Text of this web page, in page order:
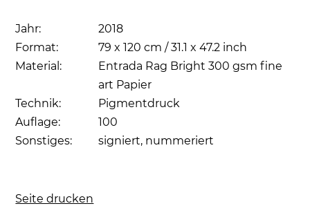
Jahr:
2018
Format:
79 x 120 cm / 31.1 x 47.2 inch
Material:
Entrada Rag Bright 300 gsm fine
art Papier
Technik:
Pigmentdruck
Auflage:
100
Sonstiges:
signiert, nummeriert
Seite drucken